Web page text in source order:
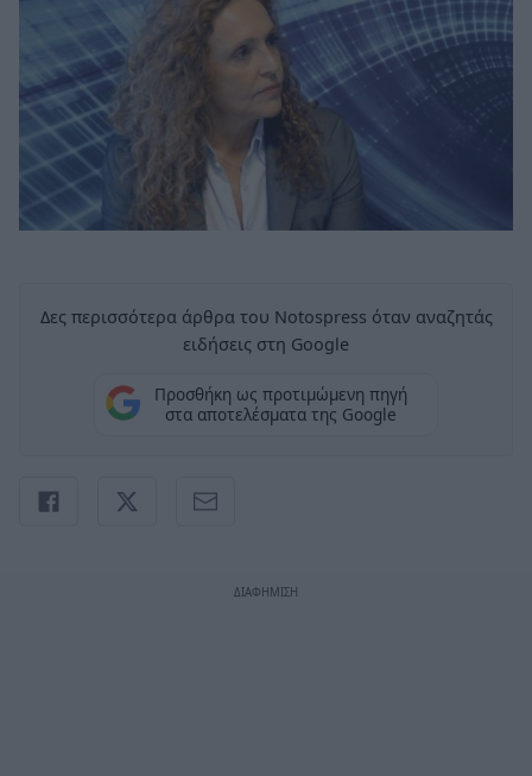
Δες περισσότερα άρθρα του Notospress όταν αναζητάς
ειδήσεις στη Google
Προσθήκη ως προτιμώμενη πηγή
στα αποτελέσματα της Google